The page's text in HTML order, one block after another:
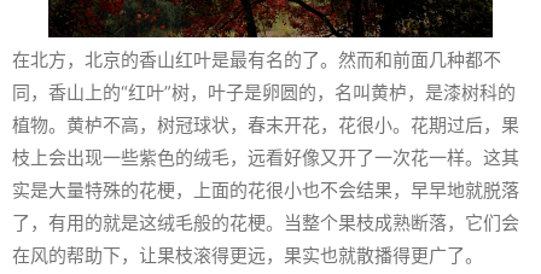
在北方，北京的香山红叶是最有名的了。然而和前面几种都不
同，香山上的“红叶”树，叶子是卵圆的，名叫黄栌，是漆树科的
植物。黄栌不高，树冠球状，春末开花，花很小。花期过后，果
枝上会出现一些紫色的绒毛，远看好像又开了一次花一样。这其
实是大量特殊的花梗，上面的花很小也不会结果，早早地就脱落
了，有用的就是这绒毛般的花梗。当整个果枝成熟断落，它们会
在风的帮助下，让果枝滚得更远，果实也就散播得更广了。